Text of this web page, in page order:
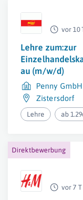
vor 10
Lehre zum:zur
au (m/w/d)
Penny GmbH
Zistersdorf
Lehre ab
Direktbewerbung
vor 7 T